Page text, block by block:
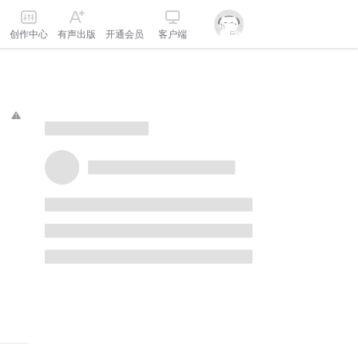
创作中心 有声出版 开通会员 客户端